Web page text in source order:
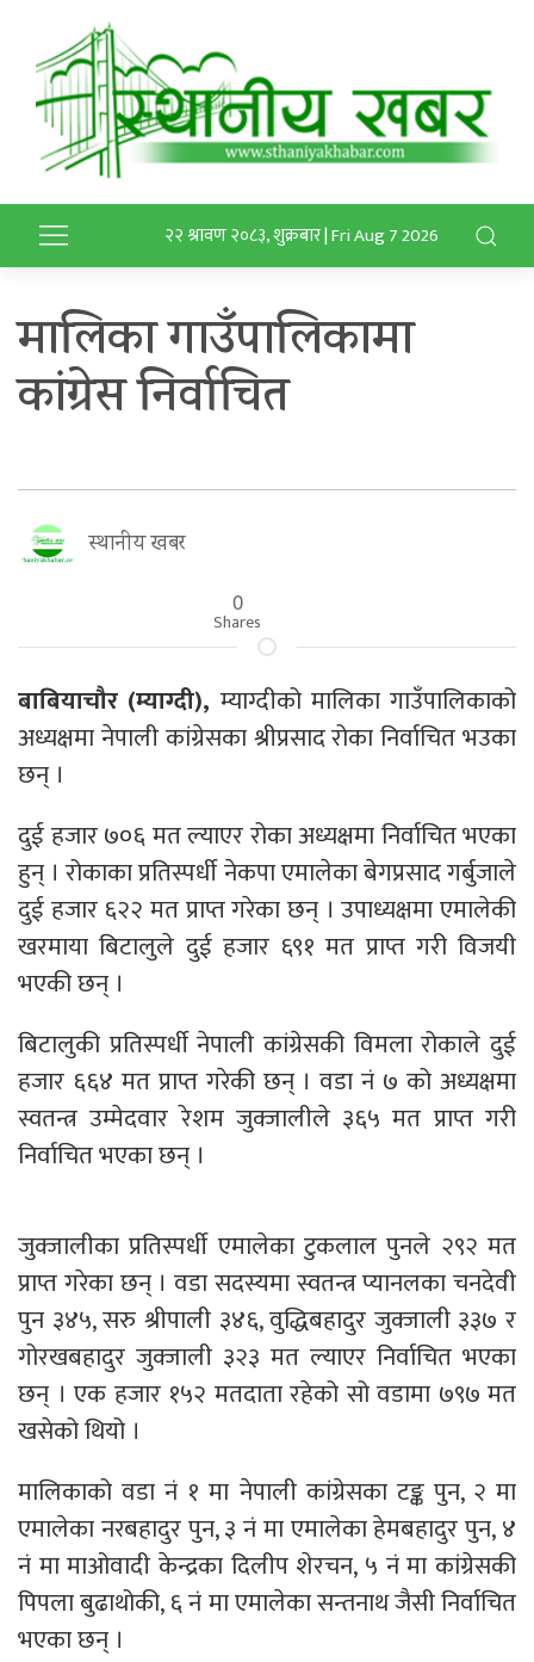
२२ श्रावण २०८३, शुक्रबार | Fri Aug 7 2026
मालिका गाउँपालिकामा
कांग्रेस निर्वाचित
स्थानीय खबर
0
Shares
बाबियाचौर (म्याग्दी), म्याग्दीको मालिका गाउँपालिकाको
अध्यक्षमा नेपाली कांग्रेसका श्रीप्रसाद रोका निर्वाचित भउका
छन् ।
दुई हजार ७०६ मत ल्याएर रोका अध्यक्षमा निर्वाचित भएका
हुन् । रोकाका प्रतिस्पर्धी नेकपा एमालेका बेगप्रसाद गर्बुजाले
दुई हजार ६२२ मत प्राप्त गरेका छन् । उपाध्यक्षमा एमालेकी
खरमाया बिटालुले दुई हजार ६९१ मत प्राप्त गरी विजयी
भएकी छन् ।
बिटालुकी प्रतिस्पर्धी नेपाली कांग्रेसकी विमला रोकाले दुई
हजार ६६४ मत प्राप्त गरेकी छन् । वडा नं ७ को अध्यक्षमा
स्वतन्त्र उम्मेदवार रेशम जुक्जालीले ३६५ मत प्राप्त गरी
निर्वाचित भएका छन् ।
जुक्जालीका प्रतिस्पर्धी एमालेका टुकलाल पुनले २९२ मत
प्राप्त गरेका छन् । वडा सदस्यमा स्वतन्त्र प्यानलका चनदेवी
पुन ३४५, सरु श्रीपाली ३४६, वुद्धिबहादुर जुक्जाली ३३७ र
गोरखबहादुर जुक्जाली ३२३ मत ल्याएर निर्वाचित भएका
छन् । एक हजार १५२ मतदाता रहेको सो वडामा ७९७ मत
खसेको थियो ।
मालिकाको वडा नं १ मा नेपाली कांग्रेसका टङ्क पुन, २ मा
एमालेका नरबहादुर पुन, ३ नं मा एमालेका हेमबहादुर पुन, ४
नं मा माओवादी केन्द्रका दिलीप शेरचन, ५ नं मा कांग्रेसकी
पिपला बुढाथोकी, ६ नं मा एमालेका सन्तनाथ जैसी निर्वाचित
भएका छन् ।